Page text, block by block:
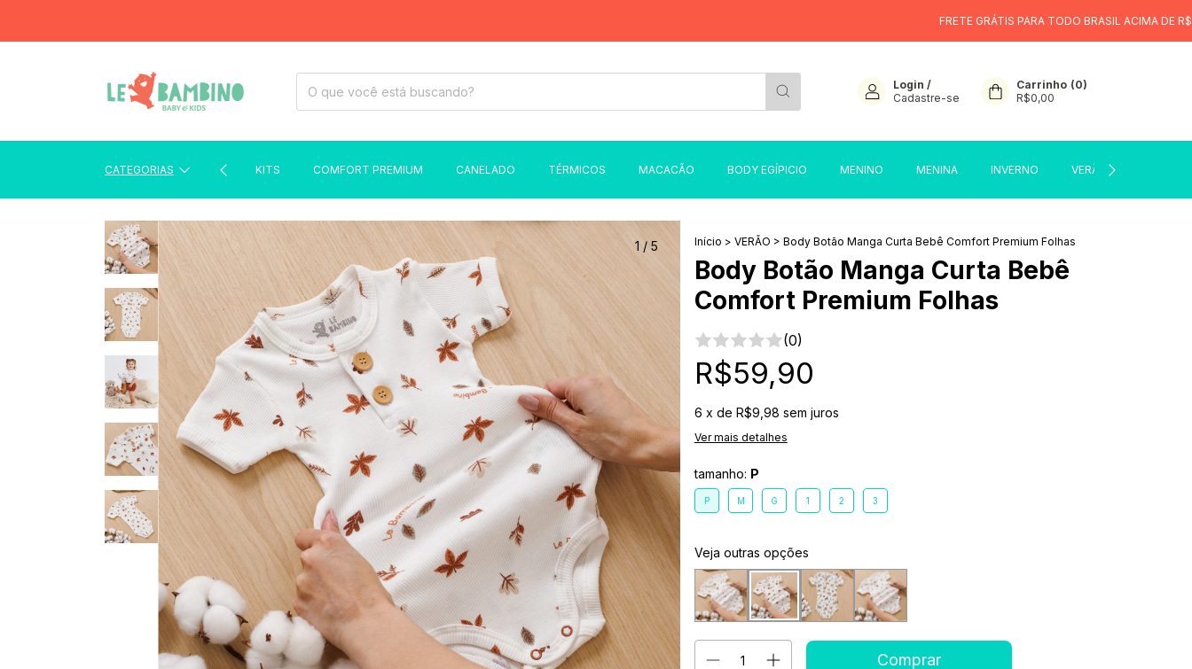
FRETE GRÁTIS PARA TODO BRASIL ACIMA DE R$299 6X
Login /
Cadastre-se
Carrinho (0)
R$0,00
CATEGORIAS KITS COMFORT PREMIUM CANELADO TÉRMICOS MACACÃO BODY EGÍPICIO MENINO MENINA INVERNO VERÃO
1 / 5 Início > VERÃO > Body Botão Manga Curta Bebê Comfort Premium Folhas
Body Botão Manga Curta Bebê
Comfort Premium Folhas
(0)
R$59,90
6 x de R$9,98 sem juros
Ver mais detalhes
tamanho: P
P M G 1 2 3
Veja outras opções